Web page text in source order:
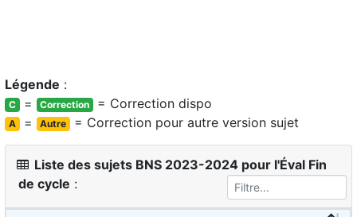
Légende :
C = Correction = Correction dispo
A = Autre = Correction pour autre version sujet
Liste des sujets BNS 2023-2024 pour l'Éval Fin
de cycle :